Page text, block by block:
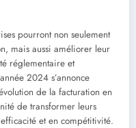
pourront non seulement
mais aussi améliorer leur
réglementaire et
2024 s’annonce
de la facturation en
de transformer leurs
et en compétitivité.